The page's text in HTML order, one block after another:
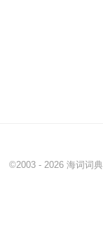
©2003 - 2026 海词词典